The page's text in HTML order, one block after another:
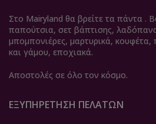
Στο Mairyland θα βρείτε τα πάντα .
παπούτσια, σετ βάπτισης,
μπομπονιέρες, μαρτυρικά, κουφέτα,
και γάμου, εποχιακά.
Αποστολές σε όλο τον κόσμο.
ΕΞΥΠΗΡΈΤΗΣΗ ΠΕΛΑΤΏΝ